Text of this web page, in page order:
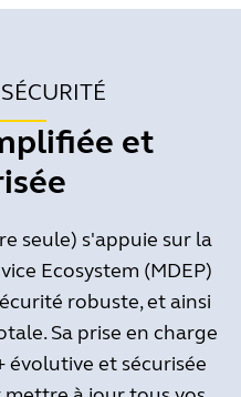
et
seule) s'appuie sur la
Ecosystem (MDEP)
robuste, et ainsi
Sa prise en charge
évolutive et sécurisée